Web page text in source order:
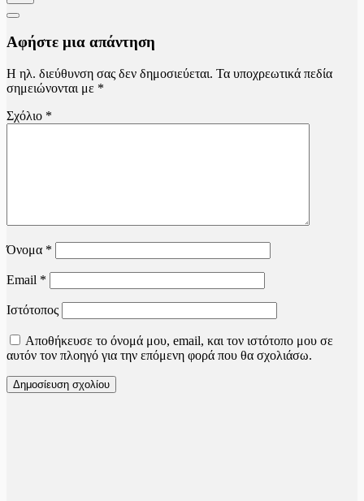
Αφήστε μια απάντηση
Η ηλ. διεύθυνση σας δεν δημοσιεύεται. Τα υποχρεωτικά πεδία
σημειώνονται με *
Σχόλιο *
Όνομα *
Email *
Ιστότοπος
Αποθήκευσε το όνομά μου, email, και τον ιστότοπο μου σε
αυτόν τον πλοηγό για την επόμενη φορά που θα σχολιάσω.